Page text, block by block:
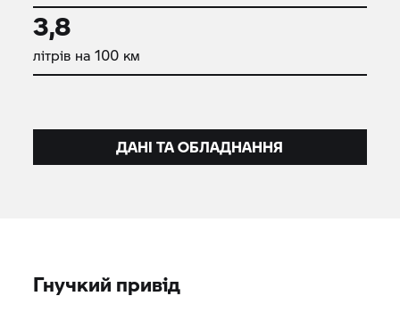
3,8
літрів на 100 км
ДАНІ ТА ОБЛАДНАННЯ
Гнучкий привід